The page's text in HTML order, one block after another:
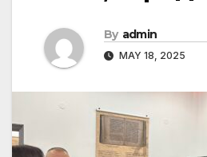
By admin
MAY 18, 2025